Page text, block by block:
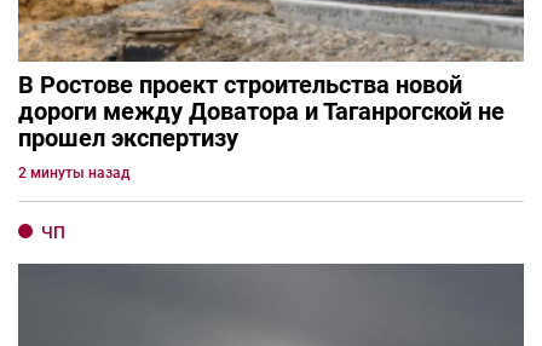
В Ростове проект строительства новой
дороги между Доватора и Таганрогской не
прошел экспертизу
2 минуты назад
ЧП